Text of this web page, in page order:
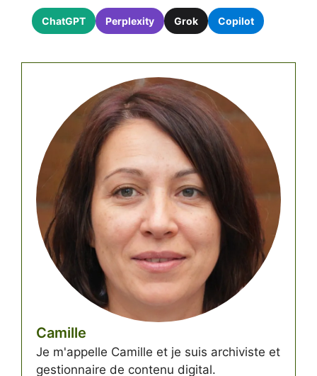
ChatGPT Perplexity Grok Copilot
Camille
Je m'appelle Camille et je suis archiviste et
gestionnaire de contenu digital.